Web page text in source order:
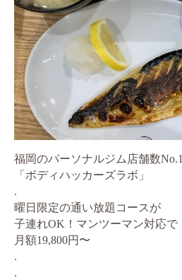
福岡のパーソナルジム店舗数No.1
「ボディハッカーズラボ」
.
曜日限定の通い放題コースが
子連れOK！マンツーマン対応で
月額19,800円〜
.
.